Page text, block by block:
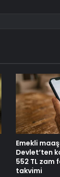
Emekli
Devlet’ten
552 TL zam
takvimi